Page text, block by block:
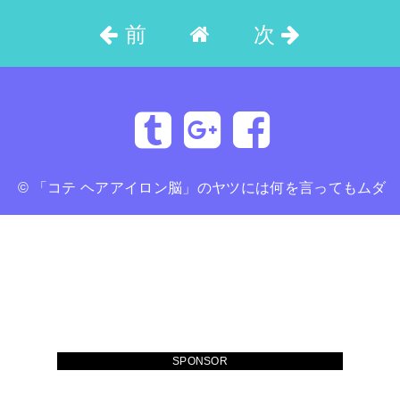
前 次
© 「コテ ヘアアイロン脳」のヤツには何を言ってもムダ
SPONSOR